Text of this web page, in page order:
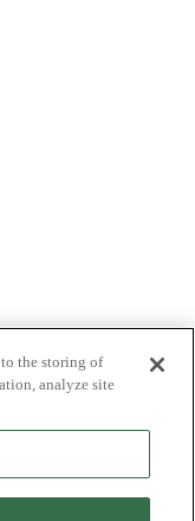
the storing of
analyze site